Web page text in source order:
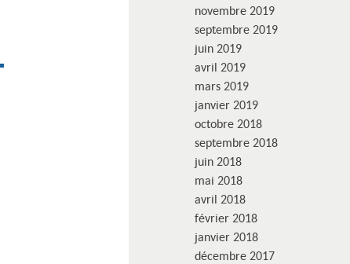
novembre 2019
septembre 2019
juin 2019
avril 2019
mars 2019
janvier 2019
octobre 2018
septembre 2018
juin 2018
mai 2018
avril 2018
février 2018
janvier 2018
décembre 2017